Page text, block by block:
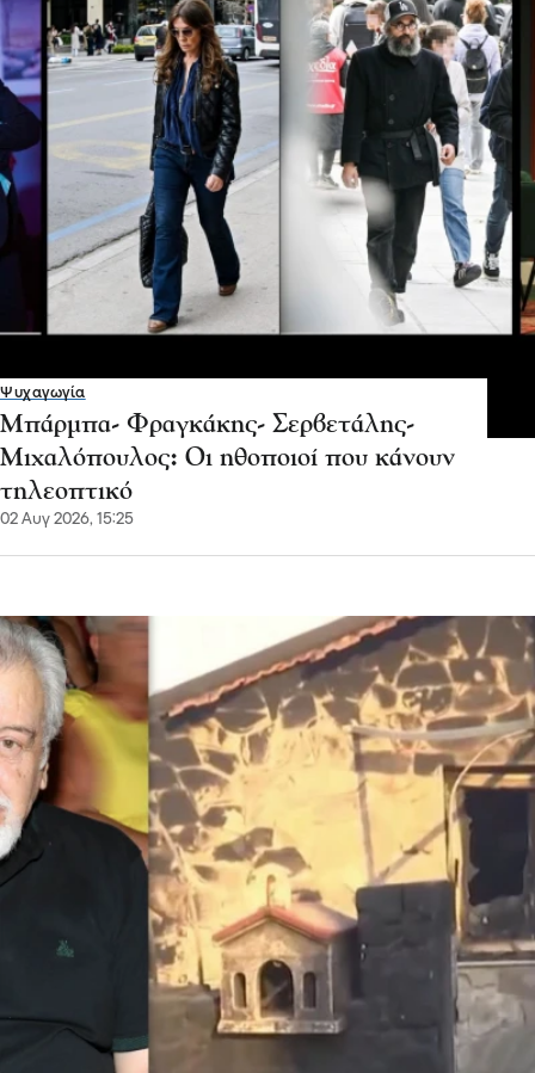
Ψυχαγωγία
Μπάρμπα- Φραγκάκης- Σερβετάλης-
Μιχαλόπουλος: Οι ηθοποιοί που κάνουν
τηλεοπτικό
02 Αυγ 2026, 15:25